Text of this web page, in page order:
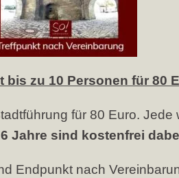
bis zu 10 Personen für 80
für 80 Euro. Jede
Jahre sind kostenfrei
Endpunkt nach